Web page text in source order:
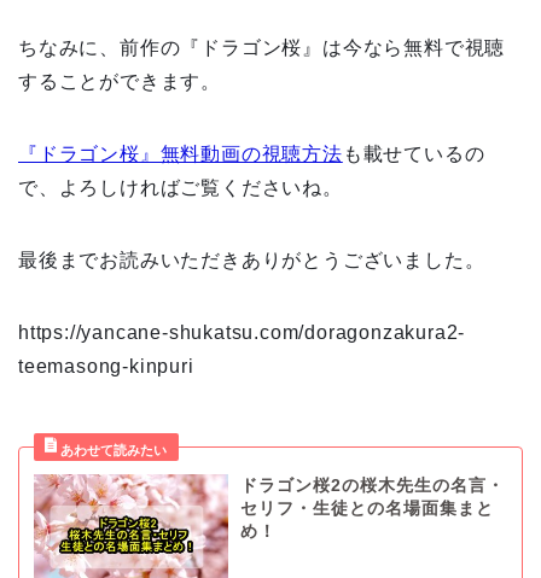
ちなみに、前作の『ドラゴン桜』は今なら無料で視聴
することができます。
『ドラゴン桜』無料動画の視聴方法 も載せているの
で、よろしければご覧くださいね。
最後までお読みいただきありがとうございました。
https://yancane-shukatsu.com/doragonzakura2-
teemasong-kinpuri
ドラゴン桜2の桜木先生の名言・
セリフ・生徒との名場面集まと
め！